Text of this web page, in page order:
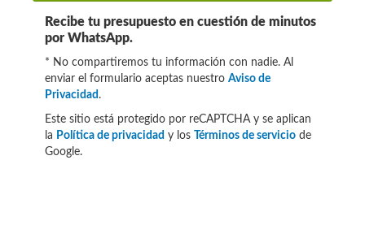
Recibe tu presupuesto en cuestión de minutos
por WhatsApp.
* No compartiremos tu información con nadie. Al
enviar el formulario aceptas nuestro Aviso de
Privacidad .
Este sitio está protegido por reCAPTCHA y se aplican
la Política de privacidad y los Términos de servicio de
Google.